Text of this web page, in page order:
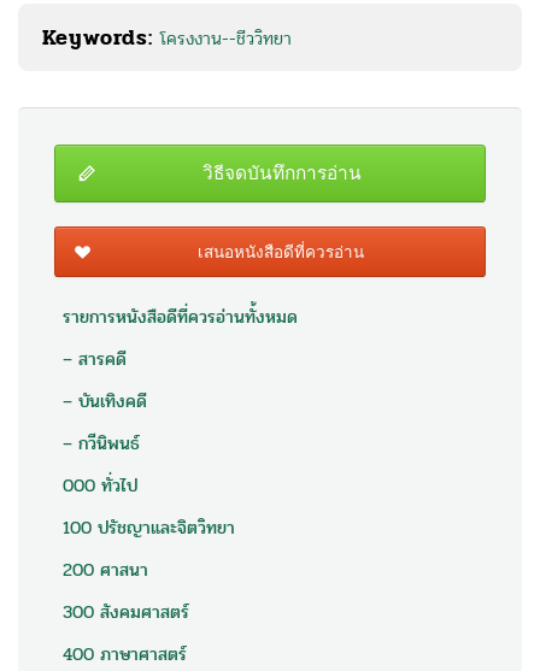
Keywords:โครงงาน--ชีววิทยา
วิธีจดบันทึกการอ่าน
เสนอหนังสือดีที่ควรอ่าน
รายการหนังสือดีที่ควรอ่านทั้งหมด
– สารคดี
– บันเทิงคดี
– กวีนิพนธ์
000 ทั่วไป
100 ปรัชญาและจิตวิทยา
200 ศาสนา
300 สังคมศาสตร์
400 ภาษาศาสตร์